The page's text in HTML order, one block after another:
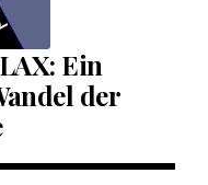
Ein
der